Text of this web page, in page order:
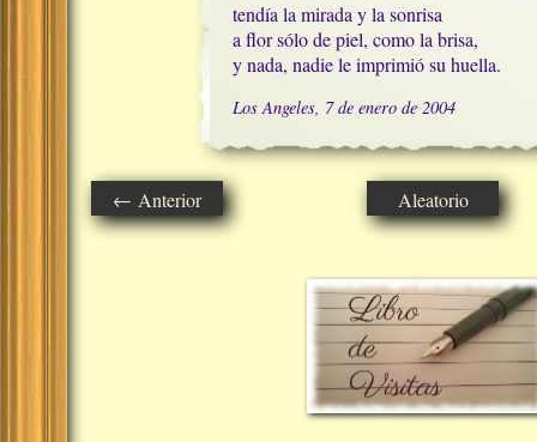
tendía la mirada y la sonrisa
a flor sólo de piel, como la brisa,
y nada, nadie le imprimió su huella.
Los Angeles, 7 de enero de 2004
← Anterior Aleatorio